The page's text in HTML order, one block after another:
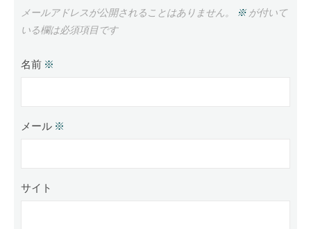
メールアドレスが公開されることはありません。 ※が付いて
いる欄は必須項目です
名前 ※
メール ※
サイト